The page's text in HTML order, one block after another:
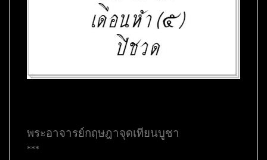
พระอาจารย์กฤษฎาจุดเทียนบูชา
***